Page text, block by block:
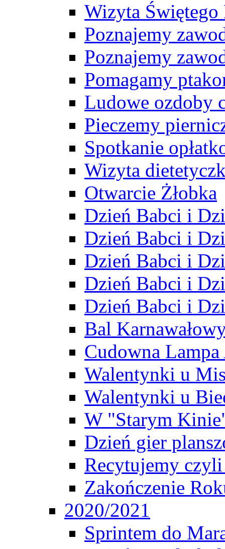
Wizyta Świętego
Poznajemy
Poznajemy
Pomagamy
Ludowe ozdoby
Pieczemy
Spotkanie
Wizyta
Otwarcie Żłobka
Dzień Babci i
Dzień Babci i
Dzień Babci i
Dzień Babci i
Dzień Babci i
Bal
Cudowna
Walentynki u
Walentynki u
W "Starym
Dzień gier
Recytujemy czyli
Zakończenie
2020/2021
Sprintem do